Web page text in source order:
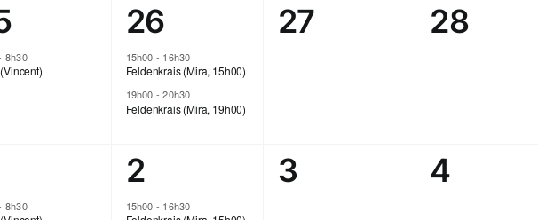
8h30
2
évènements,
26
15h00 - 16h30
Feldenkrais (Mira, 15h00)
19h00 -20h30
Feldenkrais (Mira, 19h00)
0
27
0
28
8h30
2
évènements,
2
15h00 - 16h30
0
3
0
4